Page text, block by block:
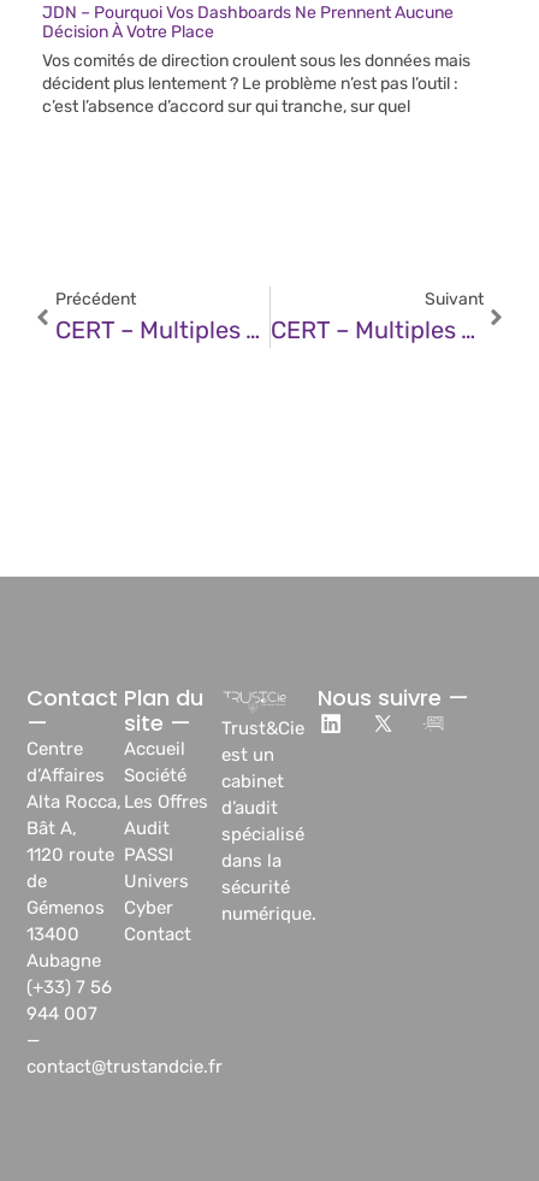
JDN – Pourquoi Vos Dashboards Ne Prennent Aucune
Décision À Votre Place
Vos comités de direction croulent sous les données mais
décident plus lentement ? Le problème n’est pas l’outil :
c’est l’absence d’accord sur qui tranche, sur quel
Précédent
CERT – Multiples Vulnérabilités Dans Les Produits Apple (12 Décembre 2024)
Suivant
CERT – Multiples Vulnérabilités Dans Les Produits Palo Alto Networks (12 Décembre 2024)
Trust&Cie
est un
cabinet
d’audit
spécialisé
dans la
sécurité
numérique.
Plan du
site —
Accueil
Société
Les Offres
Audit
PASSI
Univers
Cyber
Contact
Contact
—
Centre
d’Affaires
Alta Rocca,
Bât A,
1120 route
de
Gémenos
13400
Aubagne
(+33) 7 56
944 007
—
contact@trustandcie.fr
Nous suivre —